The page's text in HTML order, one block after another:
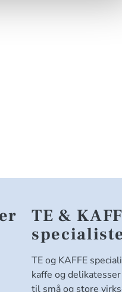
TE &
TE og KAFFE
kaffe og
til små og store